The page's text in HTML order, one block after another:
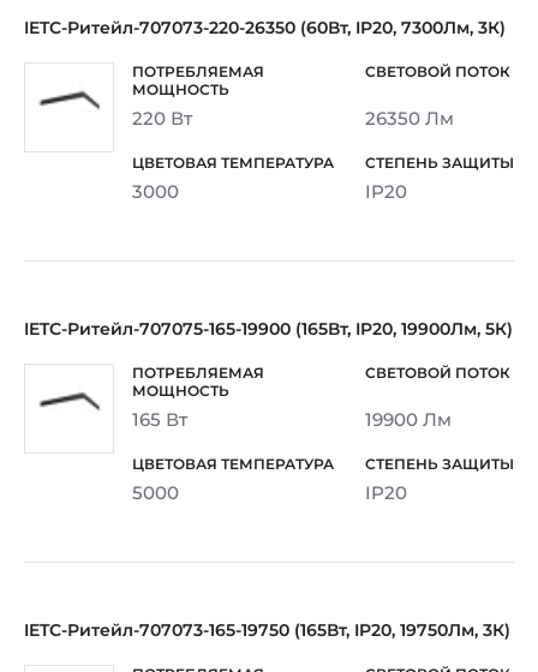
IETC-Ритейл-707073-220-26350 (60Вт, IP20, 7300Лм, 3К)
220 Вт 26350 Лм
3000 IP20
IETC-Ритейл-707075-165-19900 (165Вт, IP20, 19900Лм, 5К)
165 Вт 19900 Лм
5000 IP20
IETC-Ритейл-707073-165-19750 (165Вт, IP20, 19750Лм, 3К)